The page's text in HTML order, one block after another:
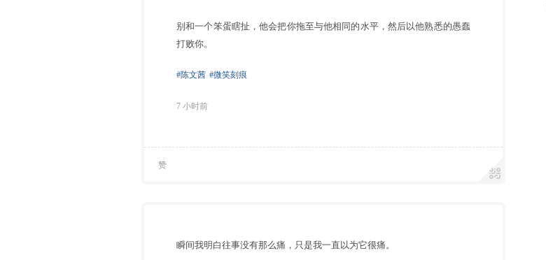
别和一个笨蛋瞎扯，他会把你拖至与他相同的水平，然后以他熟悉的愚蠢
打败你。
#陈文茜 #微笑刻痕
7 小时前
赞
瞬间我明白往事没有那么痛，只是我一直以为它很痛。